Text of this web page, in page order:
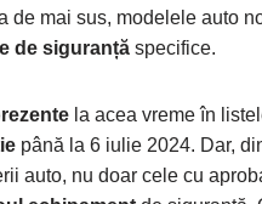
de mai sus, modelele auto
de siguranță specifice.
la acea vreme în
până la 6 iulie 2024. Dar,
auto, nu doar cele cu